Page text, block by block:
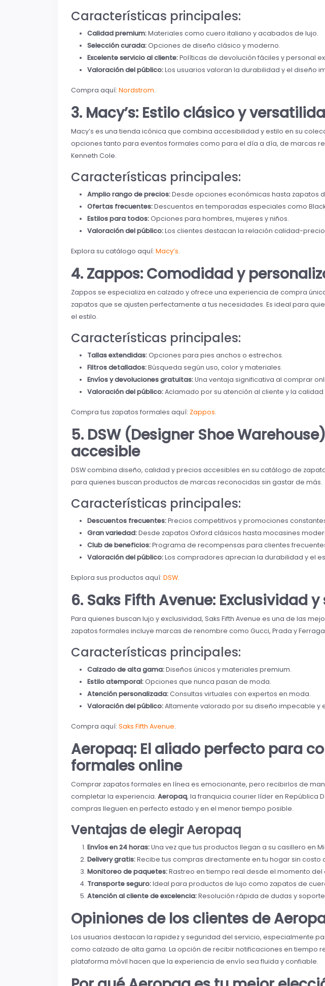
Características principales:
Calidad premium:Materiales como cuero italiano y acabados de lujo.
Selección curada:Opciones de diseño clásico y moderno.
Excelente servicio al cliente:Políticas de devolución fáciles y personal
Valoración del público:Los usuarios valoran la durabilidad y el diseño
Compra aquí: Nordstrom.
3. Macy’s: Estilo clásico y
Macy’s es una tienda icónica que combina accesibilidad y estilo en su
opciones tanto para eventos formales como para el día a día, de marcas
Kenneth Cole.
Características principales:
Amplio rango de precios:Desde opciones económicas hasta zapatos
Ofertas frecuentes:Descuentos en temporadas especiales como
Estilos para todos:Opciones para hombres, mujeres y niños.
Valoración del público:Los clientes destacan la relación calidad-
Explora su catálogo aquí: Macy’s.
4. Zappos: Comodidad y
Zappos se especializa en calzado y ofrece una experiencia de compra
zapatos que se ajusten perfectamente a tus necesidades. Es ideal para
el estilo.
Características principales:
Tallas extendidas:Opciones para pies anchos o estrechos.
Filtros detallados:Búsqueda según uso, color y materiales.
Envíos y devoluciones gratuitas:Una ventaja significativa al comprar
Valoración del público:Aclamado por su atención al cliente y la
Compra tus zapatos formales aquí: Zappos.
5. DSW (Designer Shoe
accesible
DSW combina diseño, calidad y precios accesibles en su catálogo de
para quienes buscan productos de marcas reconocidas sin gastar de más.
Características principales:
Descuentos frecuentes:Precios competitivos y promociones
Gran variedad:Desde zapatos Oxford clásicos hasta mocasines
Club de beneficios:Programa de recompensas para clientes
Valoración del público:Los compradores aprecian la durabilidad y el
Explora sus productos aquí: DSW.
6. Saks Fifth Avenue: Exclusividad
Para quienes buscan lujo y exclusividad, Saks Fifth Avenue es una de las
zapatos formales incluye marcas de renombre como Gucci, Prada y
Características principales:
Calzado de alta gama:Diseños únicos y materiales premium.
Estilo atemporal:Opciones que nunca pasan de moda.
Atención personalizada:Consultas virtuales con expertos en moda.
Valoración del público:Altamente valorado por su diseño impecable y
Compra aquí: Saks Fifth Avenue.
Aeropaq: El aliado perfecto para
formales online
Comprar zapatos formales en línea es emocionante, pero recibirlos de
completar la experiencia. Aeropaq, la franquicia courier líder en República
compras lleguen en perfecto estado y en el menor tiempo posible.
Ventajas de elegir Aeropaq
Envíos en 24 horas:Una vez que tus productos llegan a su casillero en
Delivery gratis:Recibe tus compras directamente en tu hogar sin costo
Monitoreo de paquetes:Rastreo en tiempo real desde el momento del
Transporte seguro:Ideal para productos de lujo como zapatos de
Atención al cliente de excelencia:Resolución rápida de dudas y
Opiniones de los clientes de
Los usuarios destacan la rapidez y seguridad del servicio, especialmente
como calzado de alta gama. La opción de recibir notificaciones en tiempo
plataforma móvil hacen que la experiencia de envío sea fluida y confiable.